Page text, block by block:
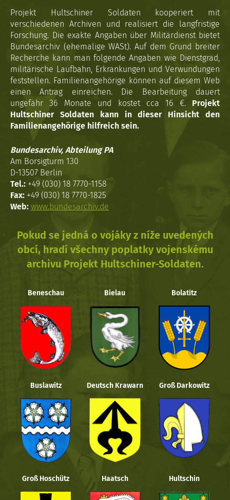
Projekt Hultschiner Soldaten kooperiert mit
verschiedenen Archiven und realisiert die langfristige
Forschung. Die exakte Angaben über Militärdienst bietet
Bundesarchiv (ehemalige WASt). Auf dem Grund breiter
Recherche kann man folgende Angaben wie Dienstgrad,
militärische Laufbahn, Erkrankungen und Verwundungen
feststellen. Familienangehörige können auf diesem Web
einen Antrag einreichen. Die Bearbeitung dauert
ungefähr 36 Monate und kostet cca 16 €. Projekt
Hultschiner Soldaten kann in dieser Hinsicht den
Familienangehörige hilfreich sein.
Bundesarchiv, Abteilung PA
Am Borsigturm 130
D-13507 Berlin
Tel.: +49 (030) 18 7770-1158
Fax: +49 (030) 18 7770-1825
Web: www.bundesarchiv.de
Pokud se jedná o vojáky z níže uvedených
obcí, hradí všechny poplatky vojenskému
archivu Projekt Hultschiner-Soldaten.
Beneschau Bielau Bolatitz
Buslawitz Deutsch Krawarn Groß Darkowitz
Groß Hoschütz Haatsch Hultschin